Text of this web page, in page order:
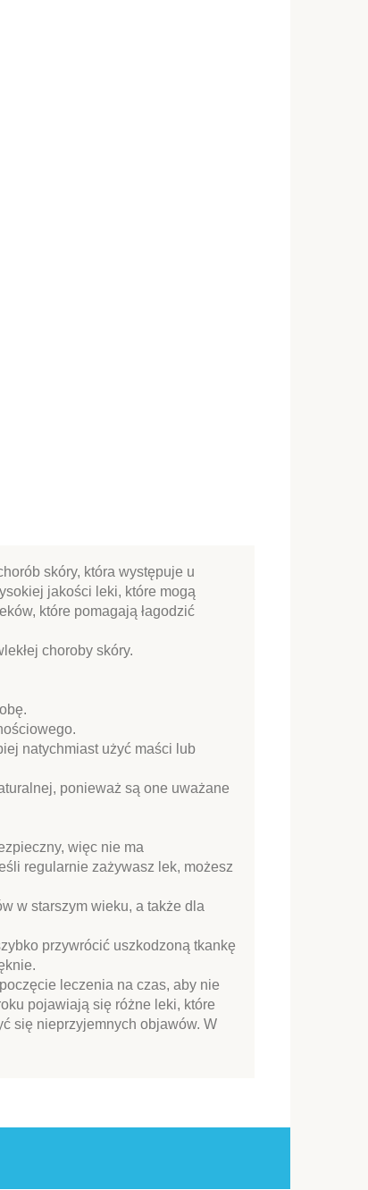
skóry, która występuje u
jakości leki, które mogą
które pomagają łagodzić
choroby skóry.
natychmiast użyć maści lub
ponieważ są one uważane
więc nie ma
regularnie zażywasz lek, możesz
w starszym wieku, a także dla
przywrócić uszkodzoną tkankę
leczenia na czas, aby nie
pojawiają się różne leki, które
się nieprzyjemnych objawów. W